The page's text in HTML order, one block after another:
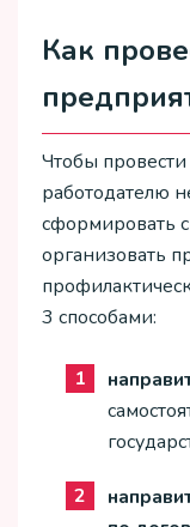
Как
Чтобы
работодателю
сформировать
организовать
3 способами: